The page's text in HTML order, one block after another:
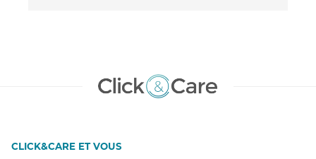
CLICK&CARE ET VOUS